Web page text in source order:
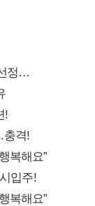
정…
!
충격!
복해요”
입주!
복해요”